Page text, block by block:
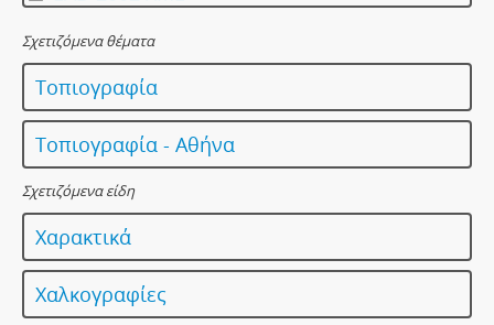
Σχετιζόμενα θέματα
Τοπιογραφία
Τοπιογραφία - Αθήνα
Σχετιζόμενα είδη
Χαρακτικά
Χαλκογραφίες